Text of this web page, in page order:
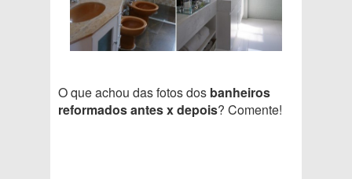
O que achou das fotos dos banheiros
reformados antes x depois? Comente!